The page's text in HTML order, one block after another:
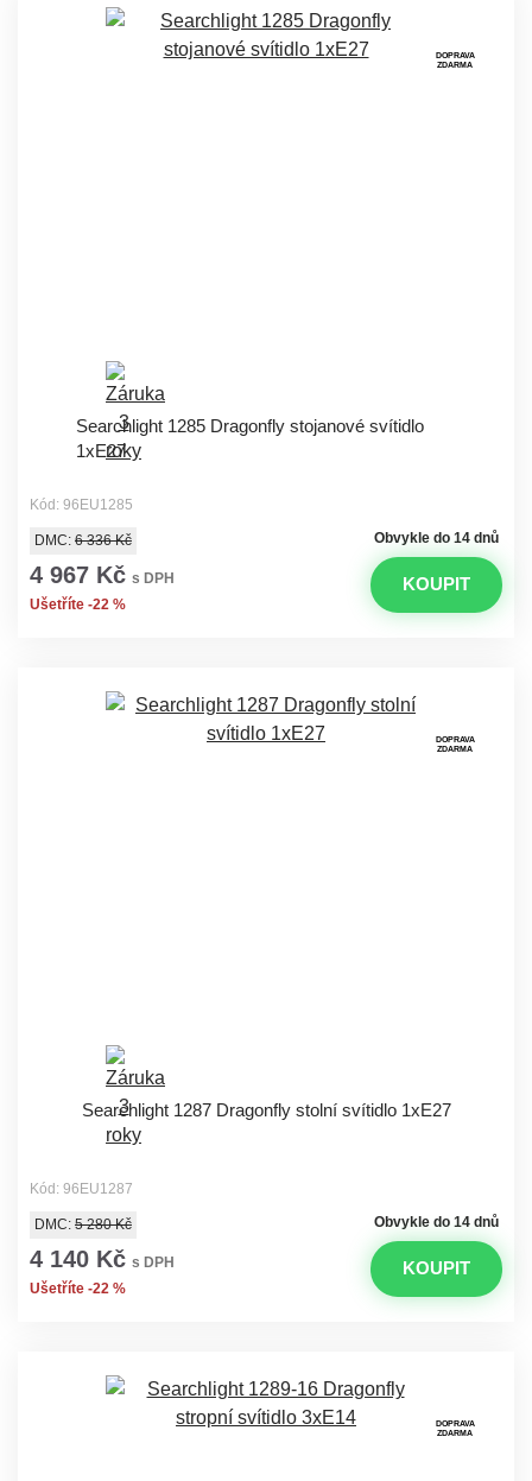
DOPRAVA
ZDARMA
Searchlight 1285 Dragonfly stojanové svítidlo
1xE27
Kód: 96EU1285
Obvykle do 14 dnů
DMC: 6 336 Kč
4 967 Kč s DPH
Ušetříte -22 %
KOUPIT
DOPRAVA
ZDARMA
Searchlight 1287 Dragonfly stolní svítidlo 1xE27
Kód: 96EU1287
Obvykle do 14 dnů
DMC: 5 280 Kč
4 140 Kč s DPH
Ušetříte -22 %
KOUPIT
DOPRAVA
ZDARMA